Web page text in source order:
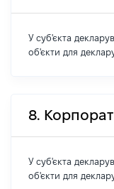
У суб'єкта
об'єкти для
8.
У суб'єкта
об'єкти для